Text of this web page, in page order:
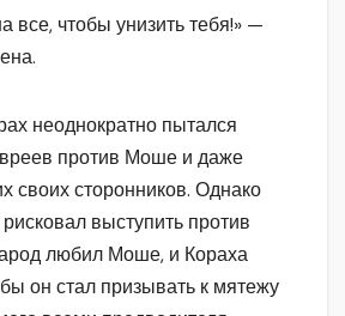
все, чтобы унизить тебя!» —
неоднократно пытался
против Моше и даже
своих сторонников. Однако
выступить против
любил Моше, и Кораха
он стал призывать к мятежу